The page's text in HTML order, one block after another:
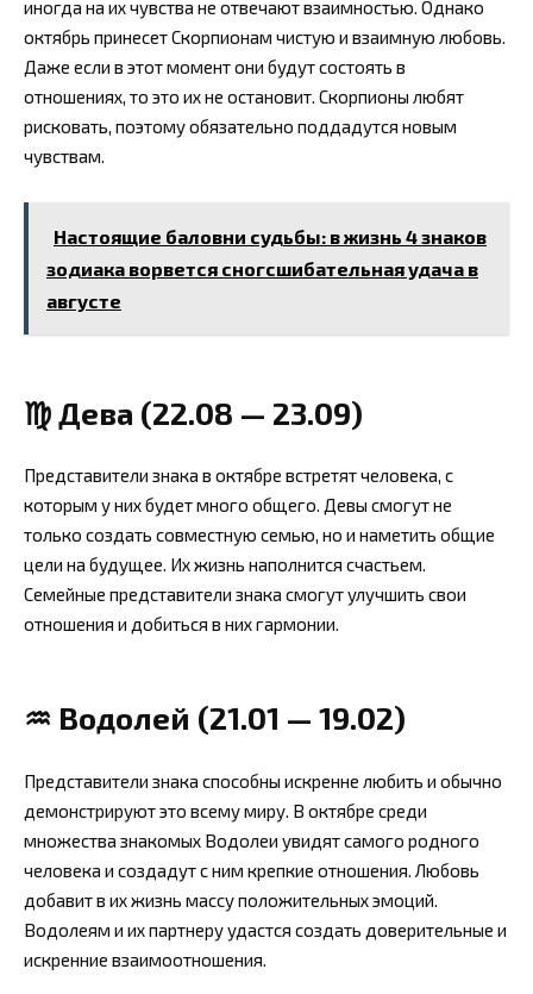
иногда на их чувства не отвечают взаимностью. Однако
октябрь принесет Скорпионам чистую и взаимную любовь.
Даже если в этот момент они будут состоять в
отношениях, то это их не остановит. Скорпионы любят
рисковать, поэтому обязательно поддадутся новым
чувствам.
Настоящие баловни судьбы: в жизнь 4 знаков
зодиака ворвется сногсшибательная удача в
августе
♍ Дева (22.08 — 23.09)
Представители знака в октябре встретят человека, с
которым у них будет много общего. Девы смогут не
только создать совместную семью, но и наметить общие
цели на будущее. Их жизнь наполнится счастьем.
Семейные представители знака смогут улучшить свои
отношения и добиться в них гармонии.
♒ Водолей (21.01 — 19.02)
Представители знака способны искренне любить и обычно
демонстрируют это всему миру. В октябре среди
множества знакомых Водолеи увидят самого родного
человека и создадут с ним крепкие отношения. Любовь
добавит в их жизнь массу положительных эмоций.
Водолеям и их партнеру удастся создать доверительные и
искренние взаимоотношения.